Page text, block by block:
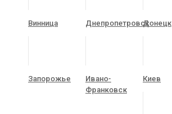
Винница ДнепропетровскДонецк
Запорожье
Ивано-
Франковск
Киев